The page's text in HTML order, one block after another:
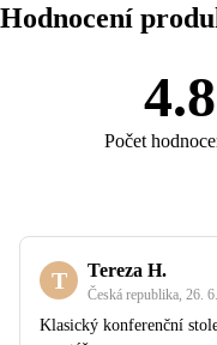
Hodnocení
4.8
Počet
T Tereza H.
Česká republika 26.
Klasický konferenční